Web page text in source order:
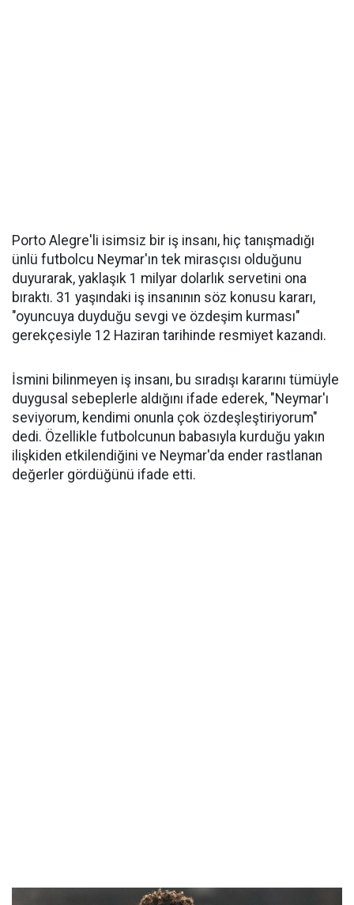
Porto Alegre'li isimsiz bir iş insanı, hiç tanışmadığı
ünlü futbolcu Neymar'ın tek mirasçısı olduğunu
duyurarak, yaklaşık 1 milyar dolarlık servetini ona
bıraktı. 31 yaşındaki iş insanının söz konusu kararı,
"oyuncuya duyduğu sevgi ve özdeşim kurması"
gerekçesiyle 12 Haziran tarihinde resmiyet kazandı.
İsmini bilinmeyen iş insanı, bu sıradışı kararını tümüyle
duygusal sebeplerle aldığını ifade ederek, "Neymar'ı
seviyorum, kendimi onunla çok özdeşleştiriyorum"
dedi. Özellikle futbolcunun babasıyla kurduğu yakın
ilişkiden etkilendiğini ve Neymar'da ender rastlanan
değerler gördüğünü ifade etti.